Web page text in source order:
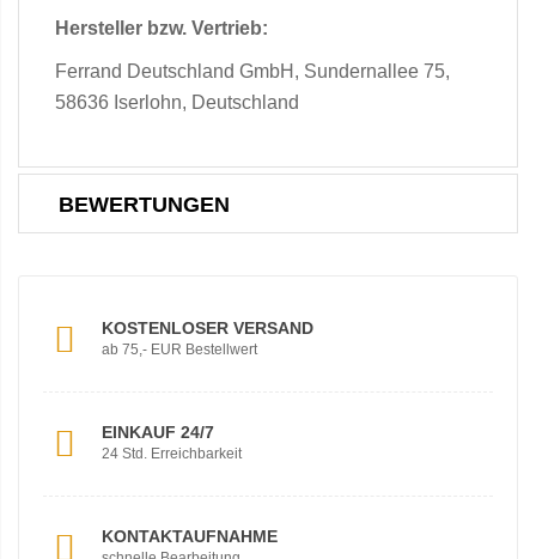
Hersteller bzw. Vertrieb:
Ferrand Deutschland GmbH, Sundernallee 75,
58636 Iserlohn, Deutschland
BEWERTUNGEN
KOSTENLOSER VERSAND
ab 75,- EUR Bestellwert
EINKAUF 24/7
24 Std. Erreichbarkeit
KONTAKTAUFNAHME